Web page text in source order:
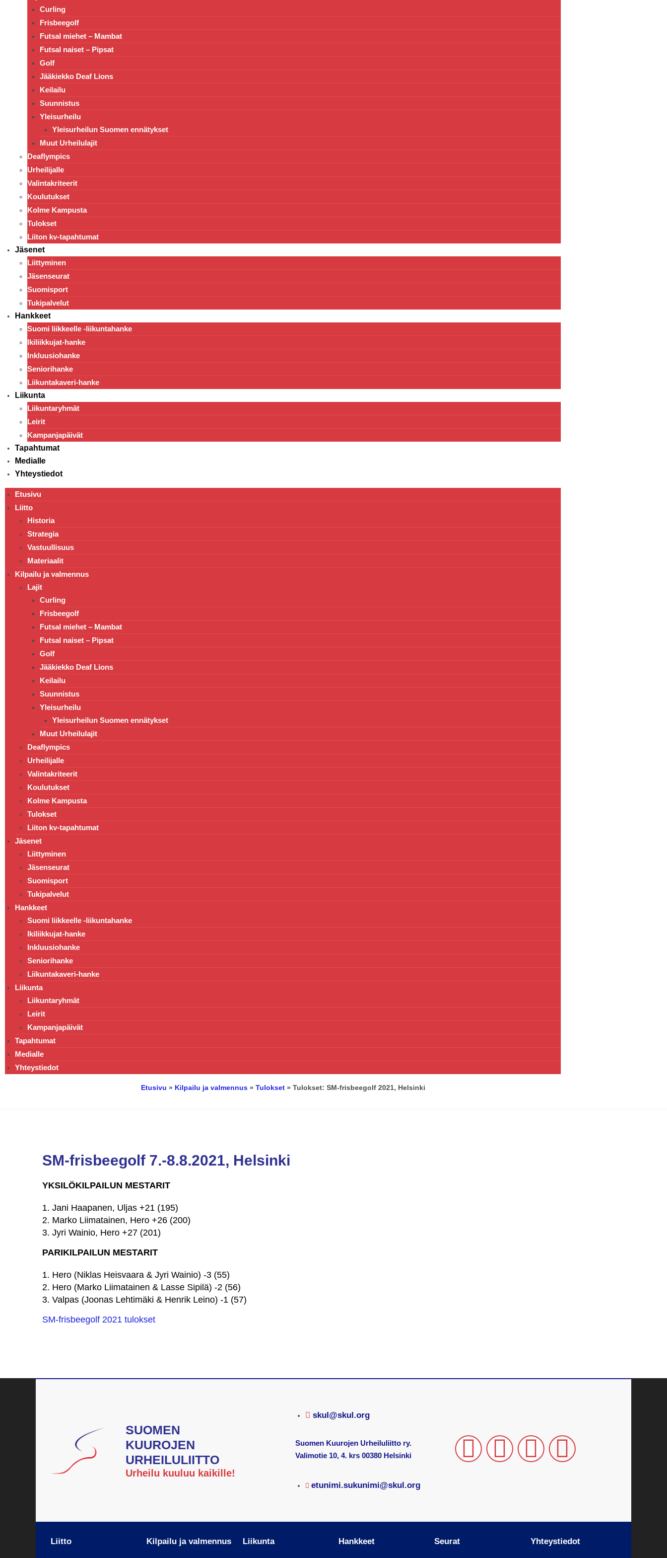
Curling
Frisbeegolf
Futsal miehet – Mambat
Futsal naiset – Pipsat
Golf
Jääkiekko Deaf Lions
Keilailu
Suunnistus
Yleisurheilu
Yleisurheilun Suomen ennätykset
Muut Urheilulajit
Deaflympics
Urheilijalle
Valintakriteerit
Koulutukset
Kolme Kampusta
Tulokset
Liiton kv-tapahtumat
Jäsenet
Liittyminen
Jäsenseurat
Suomisport
Tukipalvelut
Hankkeet
Suomi liikkeelle -liikuntahanke
Ikiliikkujat-hanke
Inkluusiohanke
Seniorihanke
Liikuntakaveri-hanke
Liikunta
Liikuntaryhmät
Leirit
Kampanjapäivät
Tapahtumat
Medialle
Yhteystiedot
Etusivu
Liitto
Historia
Strategia
Vastuullisuus
Materiaalit
Kilpailu ja valmennus
Lajit
Curling
Frisbeegolf
Futsal miehet – Mambat
Futsal naiset – Pipsat
Golf
Jääkiekko Deaf Lions
Keilailu
Suunnistus
Yleisurheilu
Yleisurheilun Suomen ennätykset
Muut Urheilulajit
Deaflympics
Urheilijalle
Valintakriteerit
Koulutukset
Kolme Kampusta
Tulokset
Liiton kv-tapahtumat
Jäsenet
Liittyminen
Jäsenseurat
Suomisport
Tukipalvelut
Hankkeet
Suomi liikkeelle -liikuntahanke
Ikiliikkujat-hanke
Inkluusiohanke
Seniorihanke
Liikuntakaveri-hanke
Liikunta
Liikuntaryhmät
Leirit
Kampanjapäivät
Tapahtumat
Medialle
Yhteystiedot
Etusivu » Kilpailu ja valmennus» Tulokset» Tulokset: SM-frisbeegolf 2021, Helsinki
SM-frisbeegolf 7.-8.8.2021, Helsinki
YKSILÖKILPAILUN MESTARIT
Jani Haapanen, Uljas +21 (195)
Marko Liimatainen, Hero +26 (200)
Jyri Wainio, Hero +27 (201)
PARIKILPAILUN MESTARIT
Hero (Niklas Heisvaara & Jyri Wainio) -3 (55)
Hero (Marko Liimatainen & Lasse Sipilä) -2 (56)
Valpas (Joonas Lehtimäki & Henrik Leino) -1 (57)
SM-frisbeegolf 2021 tulokset
SUOMEN
KUUROJEN
URHEILULIITTO
Urheilu kuuluu kaikille!
skul@skul.org
Suomen Kuurojen Urheiluliitto ry.
Valimotie 10, 4. krs 00380 Helsinki
etunimi.sukunimi@skul.org
Liitto Kilpailu ja valmennus Liikunta Hankkeet Seurat Yhteystiedot